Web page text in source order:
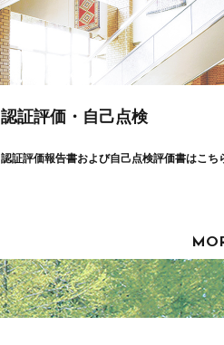
認証評価・自己点検
認証評価報告書および自己点検評価書はこち